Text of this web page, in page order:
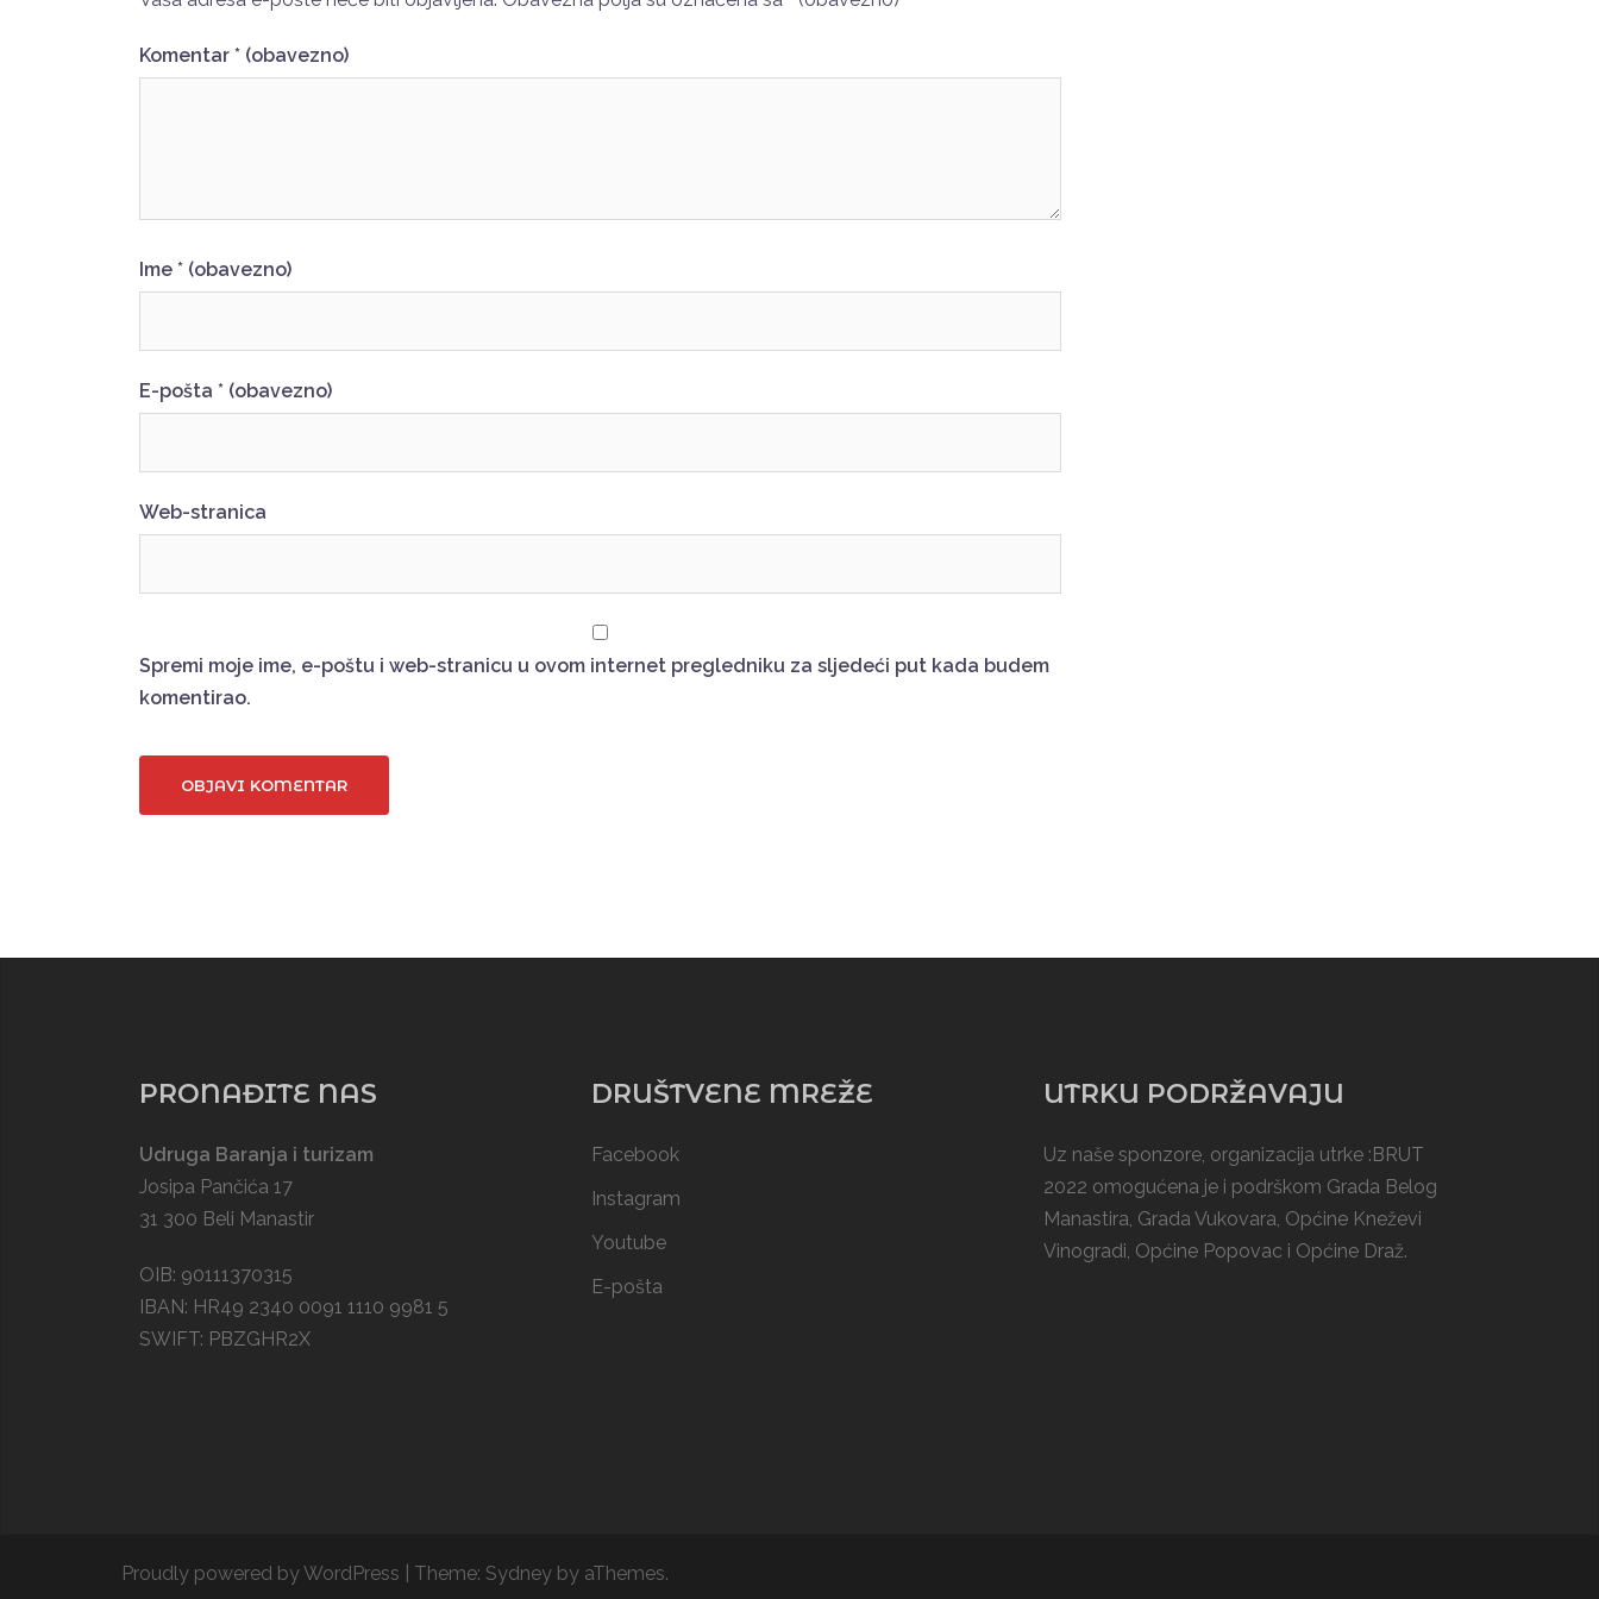
Komentar * (obavezno)
Ime * (obavezno)
E-pošta * (obavezno)
Web-stranica
Spremi moje ime, e-poštu i web-stranicu u ovom internet pregledniku za sljedeći put kada budem
komentirao.
PRONAĐITE NAS
Udruga Baranja i turizam
Josipa Pančića 17
31 300 Beli Manastir
OIB: 90111370315
IBAN: HR49 2340 0091 1110 9981 5
SWIFT: PBZGHR2X
DRUŠTVENE MREŽE
Facebook
Instagram
Youtube
E-pošta
UTRKU PODRŽAVAJU
Uz naše sponzore, organizacija utrke :BRUT
2022 omogućena je i podrškom Grada Belog
Manastira, Grada Vukovara, Općine Kneževi
Vinogradi, Općine Popovac i Općine Draž.
Proudly powered by WordPress Theme: Sydney by aThemes.